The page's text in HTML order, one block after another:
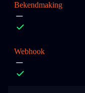
Bekendmaking
Webhook